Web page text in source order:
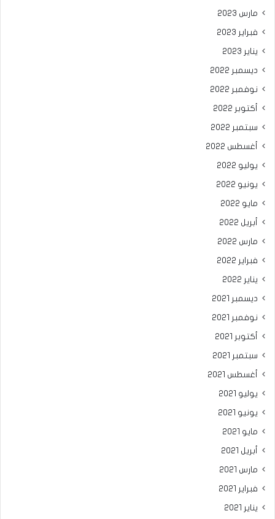
مارس 2023
فبراير 2023
يناير 2023
ديسمبر 2022
نوفمبر 2022
أكتوبر 2022
سبتمبر 2022
أغسطس 2022
يوليو 2022
يونيو 2022
مايو 2022
أبريل 2022
مارس 2022
فبراير 2022
يناير 2022
ديسمبر 2021
نوفمبر 2021
أكتوبر 2021
سبتمبر 2021
أغسطس 2021
يوليو 2021
يونيو 2021
مايو 2021
أبريل 2021
مارس 2021
فبراير 2021
يناير 2021